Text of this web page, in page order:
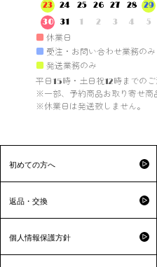
23
24 25 26 27 28
29
30
31 1 2 3 4 5
■ 休業日
■ 受注・お問い合わせ業務のみ
■ 発送業務のみ
平日15時・土日祝12時までの
※一部、予約商品お取り寄せ商
※休業日は発送致しません。
初めての方へ
返品・交換
個人情報保護方針